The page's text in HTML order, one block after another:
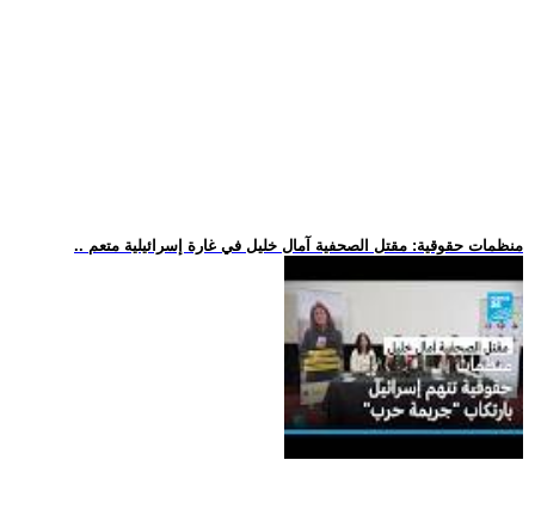
.. منظمات حقوقية: مقتل الصحفية آمال خليل في غارة إسرائيلية متعم